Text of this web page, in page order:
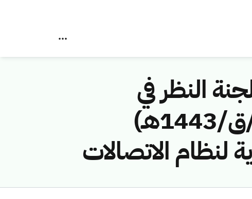
النظر في
مخالفات نظام الاتصالات رقم (4374227/ق/1443هـ)
لنظام الاتصالات